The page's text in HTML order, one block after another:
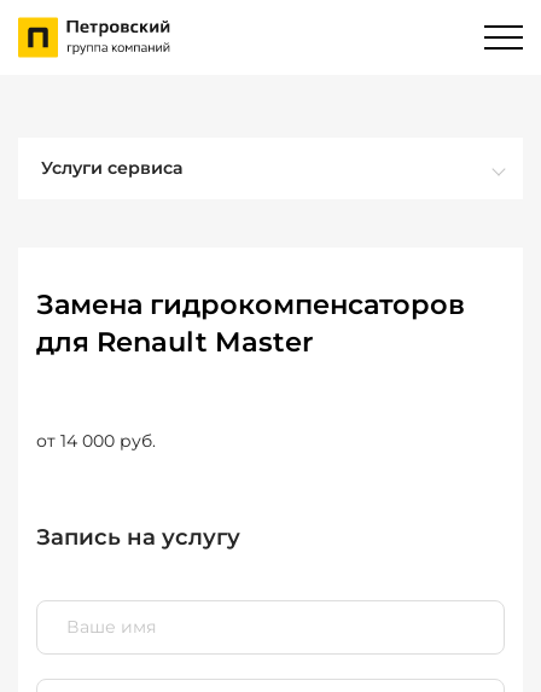
Услуги сервиса
Замена гидрокомпенсаторов
для Renault Master
от 14 000 руб.
Запись на услугу